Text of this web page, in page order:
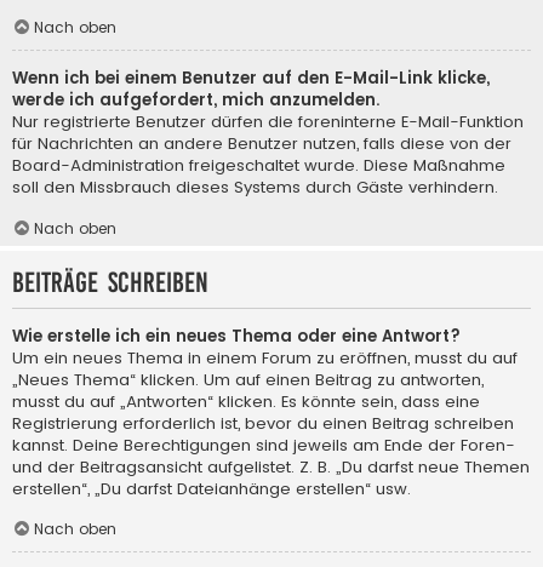
Nach oben
Wenn ich bei einem Benutzer auf den E-Mail-Link klicke,
werde ich aufgefordert, mich anzumelden.
Nur registrierte Benutzer dürfen die foreninterne E-Mail-Funktion
für Nachrichten an andere Benutzer nutzen, falls diese von der
Board-Administration freigeschaltet wurde. Diese Maßnahme
soll den Missbrauch dieses Systems durch Gäste verhindern.
Nach oben
Beiträge schreiben
Wie erstelle ich ein neues Thema oder eine Antwort?
Um ein neues Thema in einem Forum zu eröffnen, musst du auf
„Neues Thema“ klicken. Um auf einen Beitrag zu antworten,
musst du auf „Antworten“ klicken. Es könnte sein, dass eine
Registrierung erforderlich ist, bevor du einen Beitrag schreiben
kannst. Deine Berechtigungen sind jeweils am Ende der Foren-
und der Beitragsansicht aufgelistet. Z. B. „Du darfst neue Themen
erstellen“, „Du darfst Dateianhänge erstellen“ usw.
Nach oben